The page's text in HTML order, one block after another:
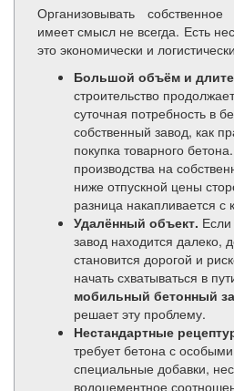
Организовывать
имеет смысл не всегда. Есть
это экономически и
Большой объём и
строительство
суточная потребность в
собственный завод, как
покупка товарного
производства на
ниже отпускной цены
разница накапливается
Удалённый объект.
завод находится далеко,
становится дорогой и
начать схватываться в
мобильный бетонный
решает эту проблему.
Нестандартные
требует бетона с
специальные добавки,
водоцементное